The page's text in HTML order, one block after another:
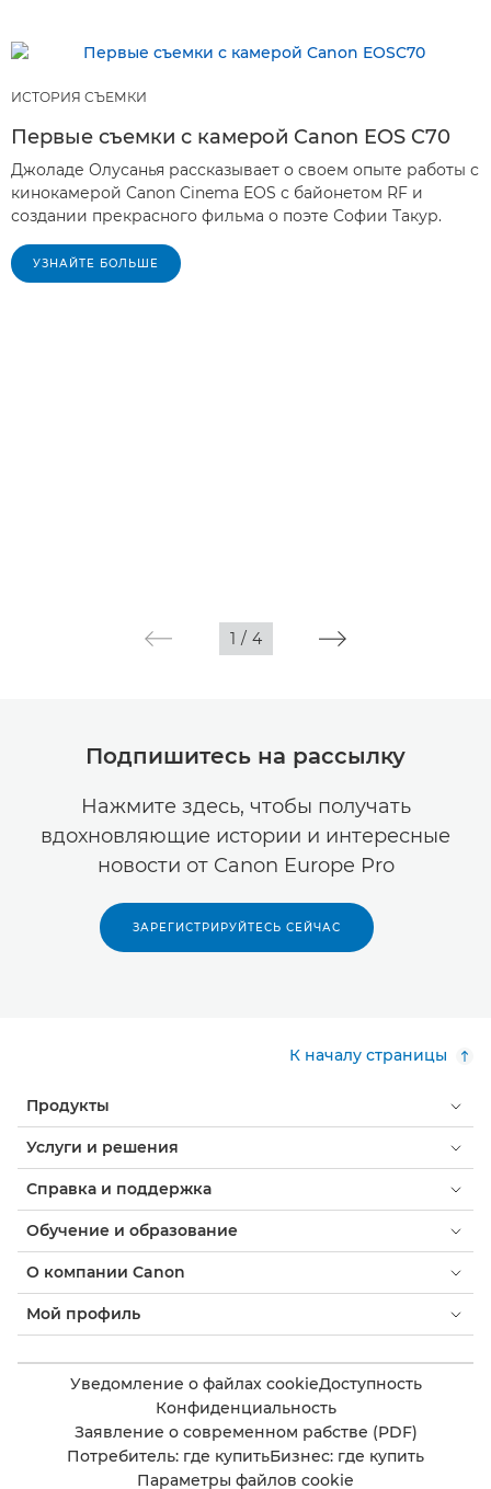
ИСТОРИЯ СЪЕМКИ
Первые съемки с камерой Canon EOS C70
Джоладе Олусанья рассказывает о своем опыте работы с
кинокамерой Canon Cinema EOS с байонетом RF и
создании прекрасного фильма о поэте Софии Такур.
УЗНАЙТЕ БОЛЬШЕ
1 / 4
Подпишитесь на рассылку
Нажмите здесь, чтобы получать
вдохновляющие истории и интересные
новости от Canon Europe Pro
ЗАРЕГИСТРИРУЙТЕСЬ СЕЙЧАС
К началу страницы
Продукты
Услуги и решения
Справка и поддержка
Обучение и образование
О компании Canon
Мой профиль
Уведомление о файлах cookieДоступность
Конфиденциальность
Заявление о современном рабстве (PDF)
Потребитель: где купитьБизнес: где купить
Параметры файлов cookie